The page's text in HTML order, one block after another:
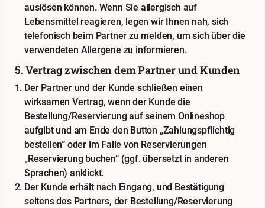
auslösen können. Wenn Sie allergisch auf
Lebensmittel reagieren, legen wir Ihnen nah, sich
telefonisch beim Partner zu melden, um sich über die
verwendeten Allergene zu informieren.
5. Vertrag zwischen dem Partner und Kunden
Der Partner und der Kunde schließen einen
wirksamen Vertrag, wenn der Kunde die
Bestellung/Reservierung auf seinem Onlineshop
aufgibt und am Ende den Button „Zahlungspflichtig
bestellen“ oder im Falle von Reservierungen
„Reservierung buchen“ (ggf. übersetzt in anderen
Sprachen) anklickt.
Der Kunde erhält nach Eingang, und Bestätigung
seitens des Partners, der Bestellung/Reservierung